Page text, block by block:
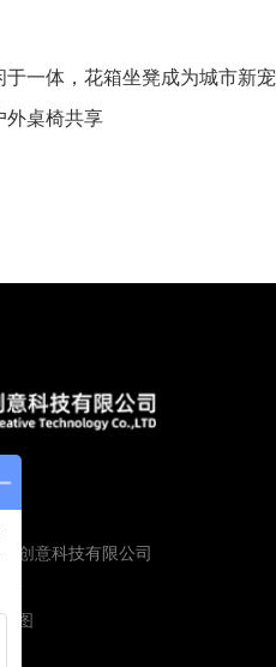
于一体，花箱坐凳成为城市新宠
外桌椅共享
创意科技有限公司
号
图